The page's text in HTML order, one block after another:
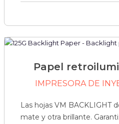
Papel
IMPRESORA DE
Las hojas VM BACKLIGHT
mate y otra brillante.